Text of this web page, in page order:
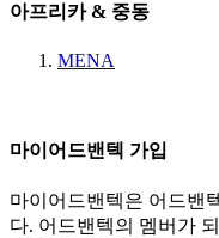
아프리카 & 중동
MENA
마이어드밴텍 가입
마이어드밴텍은 어드밴
다. 어드밴텍의 멤버가